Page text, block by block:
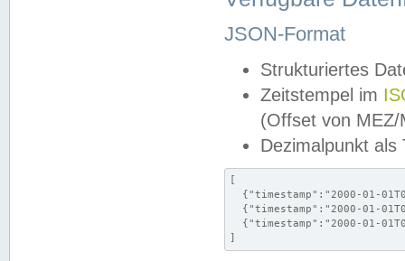
JSON-Format
Strukturiertes
Zeitstempel im
(Offset von MEZ/
Dezimalpunkt als
[
{"timestamp":"2000-01-
{"timestamp":"2000-01-
{"timestamp":"2000-01-
]